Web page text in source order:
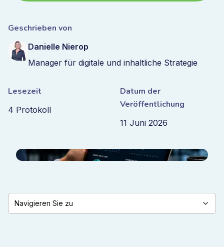
Geschrieben von
Danielle Nierop
Manager für digitale und inhaltliche Strategie
Lesezeit
4 Protokoll
Datum der
Veröffentlichung
11 Juni 2026
Navigieren Sie zu